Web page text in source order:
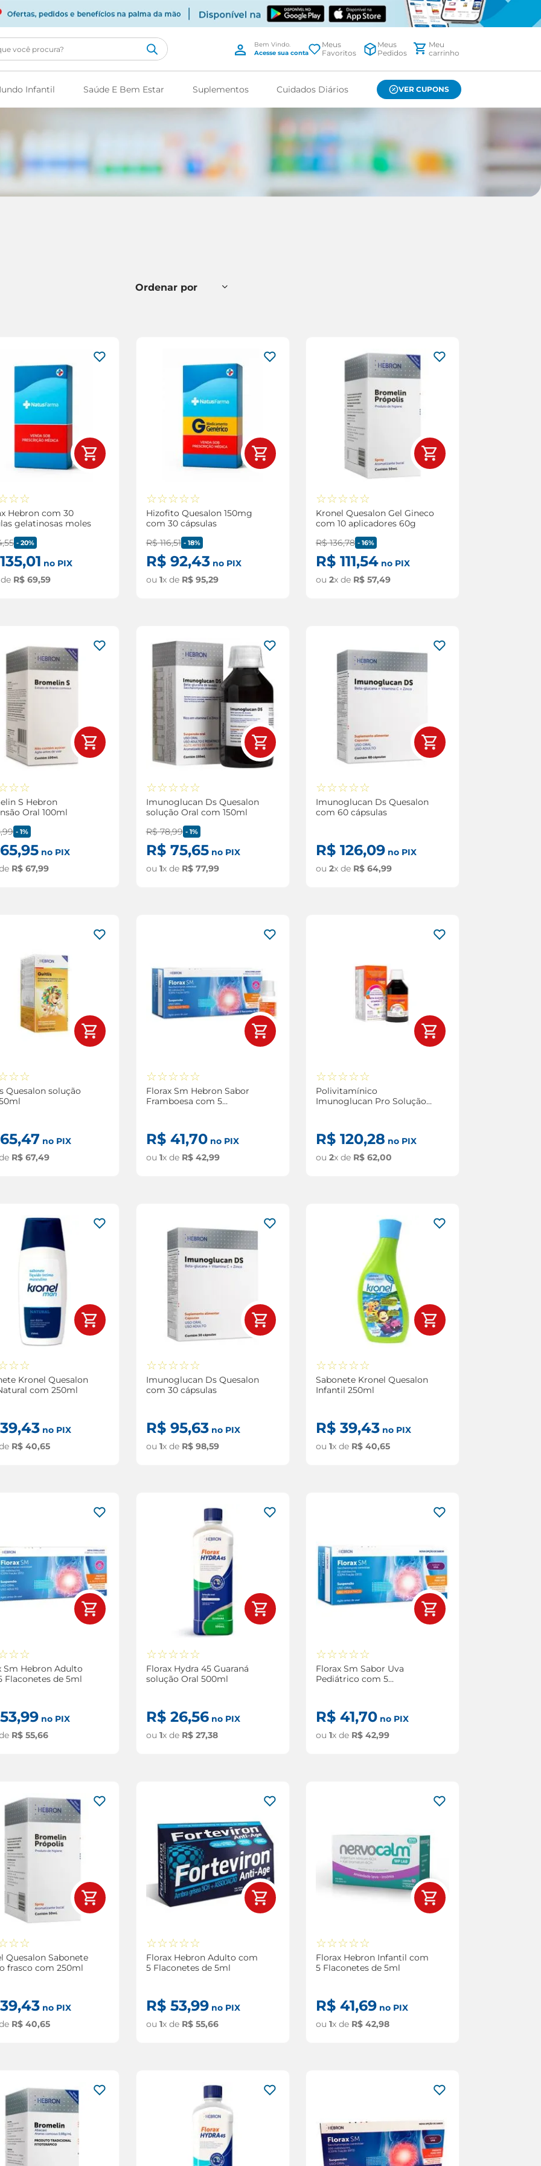
procura?
Meus
Favoritos
Meus
Pedidos
Infantil Saúde E Bem Estar Suplementos Cuidados Diários VER CUPONS
☆☆
Hebron com 30
gelatinosas moles
,55 -20%
135,01 no PIX
R$ 69,59
☆☆☆☆☆
Hizofito Quesalon 150mg
com 30 cápsulas
R$ 116,51 - 18%
R$ 92,43no PIX
ou 1x de R$ 95,29
☆☆☆☆☆
Kronel Quesalon Gel Gineco
com 10 aplicadores 60g
R$ 136,78 - 16%
R$ 111,54no PIX
ou 2x de R$ 57,49
☆☆
S Hebron
Oral 100ml
,99 -1%
65,95 no PIX
R$ 67,99
☆☆☆☆☆
Imunoglucan Ds Quesalon
solução Oral com 150ml
R$ 78,99 - 1%
R$ 75,65no PIX
ou 1x de R$ 77,99
☆☆☆☆☆
Imunoglucan Ds Quesalon
com 60 cápsulas
R$ 126,09no PIX
ou 2x de R$ 64,99
☆☆
Quesalon solução
65,47 no PIX
R$ 67,49
☆☆☆☆☆
Florax Sm Hebron Sabor
Framboesa com 5
R$ 41,70no PIX
ou 1x de R$ 42,99
☆☆☆☆☆
Polivitamínico
Imunoglucan Pro Solução
R$ 120,28 no PIX
ou 2x de R$ 62,00
☆☆
Kronel Quesalon
com 250ml
39,43 no PIX
R$ 40,65
☆☆☆☆☆
Imunoglucan Ds Quesalon
com 30 cápsulas
R$ 95,63no PIX
ou 1x de R$ 98,59
☆☆☆☆☆
Sabonete Kronel Quesalon
Infantil 250ml
R$ 39,43no PIX
ou 1x de R$ 40,65
☆☆
Sm Hebron Adulto
Flaconetes de 5ml
53,99 no PIX
R$ 55,66
☆☆☆☆☆
Florax Hydra 45 Guaraná
solução Oral 500ml
R$ 26,56no PIX
ou 1x de R$ 27,38
☆☆☆☆☆
Florax Sm Sabor Uva
Pediátrico com 5
R$ 41,70no PIX
ou 1x de R$ 42,99
☆☆
Quesalon Sabonete
frasco com 250ml
39,43 no PIX
R$ 40,65
☆☆☆☆☆
Florax Hebron Adulto com
5 Flaconetes de 5ml
R$ 53,99no PIX
ou 1x de R$ 55,66
☆☆☆☆☆
Florax Hebron Infantil com
5 Flaconetes de 5ml
R$ 41,69no PIX
ou 1x de R$ 42,98